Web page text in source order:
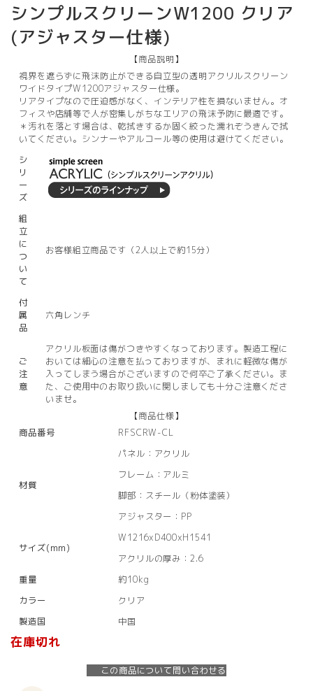
シンプルスクリーンW1200 クリア
(アジャスター仕様)
【商品説明】
視界を遮らずに飛沫防止ができる自立型の透明アクリルスクリーン
ワイドタイプW1200アジャスター仕様。
リアタイプなので圧迫感がなく、インテリア性を損ないません。オ
フィスや店舗等で人が密集しがちなエリアの飛沫予防に最適です。
＊汚れを落とす場合は、乾拭きするか固く絞った濡れぞうきんで拭
いてください。シンナーやアルコール等の使用は避けてください。
シ
リ
ー
ズ
組
立
に
つ
い
て
お客様組立商品です（2人以上で約15分）
付
属
品
六角レンチ
ご
注
意
アクリル板面は傷がつきやすくなっております。製造工程に
おいては細心の注意を払っておりますが、まれに軽微な傷が
入ってしまう場合がございますので何卒ご了承ください。ま
た、ご使用中のお取り扱いに関しましても十分ご注意くださ
いませ。
【商品仕様】
商品番号
RFSCRW-CL
材質
パネル：アクリル
フレーム：アルミ
脚部：スチール（粉体塗装）
アジャスター：PP
サイズ(mm)
W1216xD400xH1541
アクリルの厚み：2.6
重量
約10kg
カラー
クリア
製造国
中国
在庫切れ
この商品について問い合わせる